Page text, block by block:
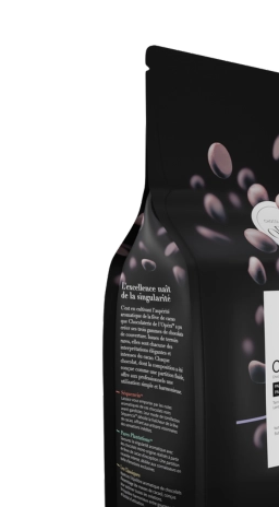
+ 33 4 90 87 00 10//
s’inscrire à notre